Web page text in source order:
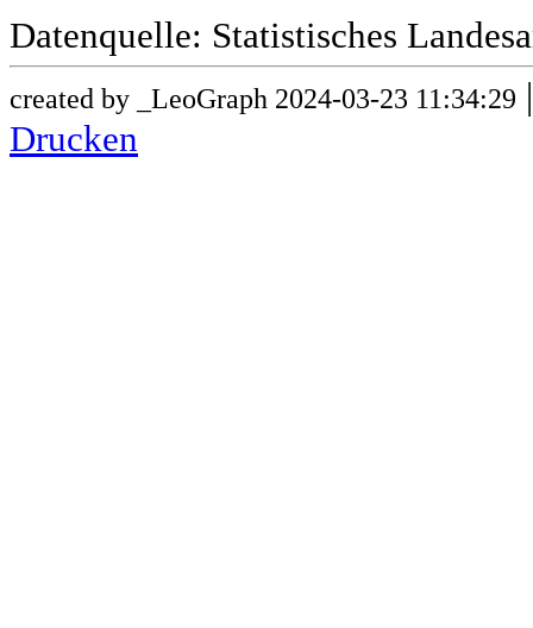
Datenquelle: Statistisches
created by _LeoGraph 2024-03-23 11:34:29
Drucken